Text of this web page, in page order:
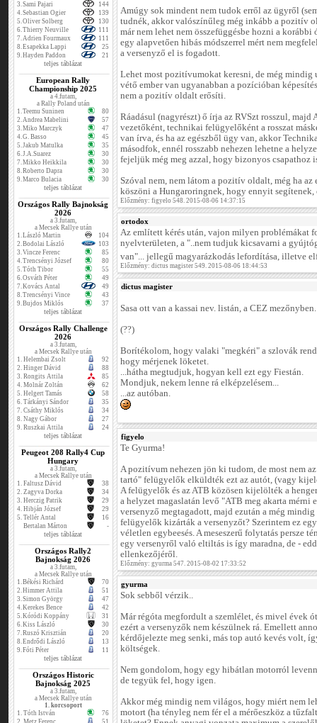
3.Sami Pajari
144
4.Sebastian Ogier
139
5.Oliver Solberg
130
6.Thierry Neuville
111
7.Adrien Fourmaux
111
8.Esapekka Lappi
25
9.Hayden Paddon 21
teljes táblázat
European Rally
Championship 2025
a 4.futam,
a Rally Poland után
1.Teemu Suninen
80
2.Andrea Mabelini
57
3.Miko Marczyk
47
4.G. Basso
45
5.Jakub Matulka
35
6.J.A.Suarez
30
7.Mikko Heikkila
30
8.Roberto Dapra
30
9.Marco Bulacia 30
teljes táblázat
Országos Rally Bajnokság
2026
a 3.futam,
a Mecsek Rallye után
1.László Martin
104
2.Bodolai László
103
3.Vincze Ferenc
85
4.Trencsényi József
80
5.Tóth Tibor
55
6.Osváth Péter
49
7.Kovács Antal
49
8.Trencsényi Vince
43
9.Bujdos Miklós 37
teljes táblázat
Országos Rally Challenge
2026
a 3.futam,
a Mecsek Rallye után
1. Helembai Zsolt
92
2. Hinger Dávid
88
3. Rongits Attila
85
4. Molnár Zoltán
62
5. Helgert Tamás
58
6. Tárkányi Sándor
35
7. Csáthy Miklós
34
8. Nagy Gábor
27
9. Ruszkai Attila 24
teljes táblázat
Peugeot 208 Rally4 Cup
Hungary
a 3.futam,
a Mecsek Rallye után
1. Faltusz Dávid
38
2. Zagyva Dorka
34
3. Herczig Patrik
29
4. Hibján József
29
5. Tellér Antal
16
Bertalan Márton
-
teljes táblázat
Országos Rally2
Bajnokság 2026
a 3.futam,
a Mecsek Rallye után
1.Békési Richárd
70
2.Himmer Attila
51
3.Simon György
47
4.Kerekes Bence
42
5.Kóródi Koppány
31
6.Kiss László
30
7.Ruszó Krisztián
20
8.Endrődi László
13
9.Fóti Péter 11
teljes táblázat
Országos Historic
Bajnokság 2025
a 3.futam,
a Mecsek Rallye után
1. korcsoport
1. Tóth István
76
2. Metz Ferenc 51
Amúgy sok mindent nem tudok erről az ügyről
tudnék, akkor valószínűleg még inkább a pozitív
már nem lehet nem összefüggésbe hozni a
egy alapvetően hibás módszerrel mért nem
a versenyző el is fogadott.
Lehet most pozitívumokat keresni, de még mindig
vétő ember van ugyanabban a pozícióban
nem a pozitív oldalt erősíti.
Ráadásul (nagyrészt) ő írja az RVSzt rosszul,
vezetőként, technikai felügyelőként a rosszat
van írva, és ha az egészből ügy van, akkor
másodfok, ennél rosszabb nehezen lehetne a
fejeljük még meg azzal, hogy bizonyos csapathoz
Szóval nem, nem látom a pozitív oldalt, még ha az
köszöni a Hungaroringnek, hogy ennyit segítenek,
Előzmény: figyelo 548. 2015-08-06 14:37:15
ortodox
Az említett kérés után, vajon milyen problémákat
nyelvterületen, a "..nem tudjuk kicsavarni a
van"... jellegű magyarázkodás lefordítása, illetve
Előzmény: dictus magister 549. 2015-08-06 18:44:53
dictus magister
Sasa ott van a kassai nev. listán, a CEZ mezőnyben.
(??)
Borítékolom, hogy valaki "megkéri" a szlovák
hogy mérjenek löketet.
...hátha megtudjuk, hogyan kell ezt egy Fiestán.
Mondjuk, nekem lenne rá elképzelésem...
...az autóban.
figyelo
Te Gyurma!
A pozitívum nehezen jön ki tudom, de most nem
tartó" felügyelők elküldték ezt az autót, (vagy
A felügyelők és az ATB közösen kijelölték a
a helyzet magaslatán levő "ATB meg akarta mérni
versenyző megtagadott, majd ezután a még
felügyelők kizárták a versenyzőt? Szerintem ez
véletlen egybeesés. A meseszerű folytatás persze
egy versenyről való eltiltás is így maradna, de -
ellenkezőjéről.
Előzmény: gyurma 547. 2015-08-02 17:33:52
gyurma
Sok sebből vérzik..
Már régóta megfordult a szemlélet, és mivel évek
ezért a versenyzők nem készülnek rá. Emellett
kérdőjelezte meg senki, más top autó kevés volt,
költségek.
Nem gondolom, hogy egy hibátlan motorról
de tegyük fel, hogy igen.
Akkor még mindig nem világos, hogy miért nem
motort (ha tényleg nem fér el a mérőeszköz a